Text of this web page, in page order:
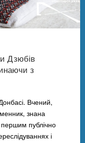
Дзюбів
з
Вчений,
знана
першим публічно
і